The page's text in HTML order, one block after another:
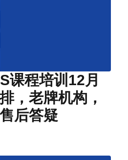
课程培训12月
，老牌机构，
后答疑